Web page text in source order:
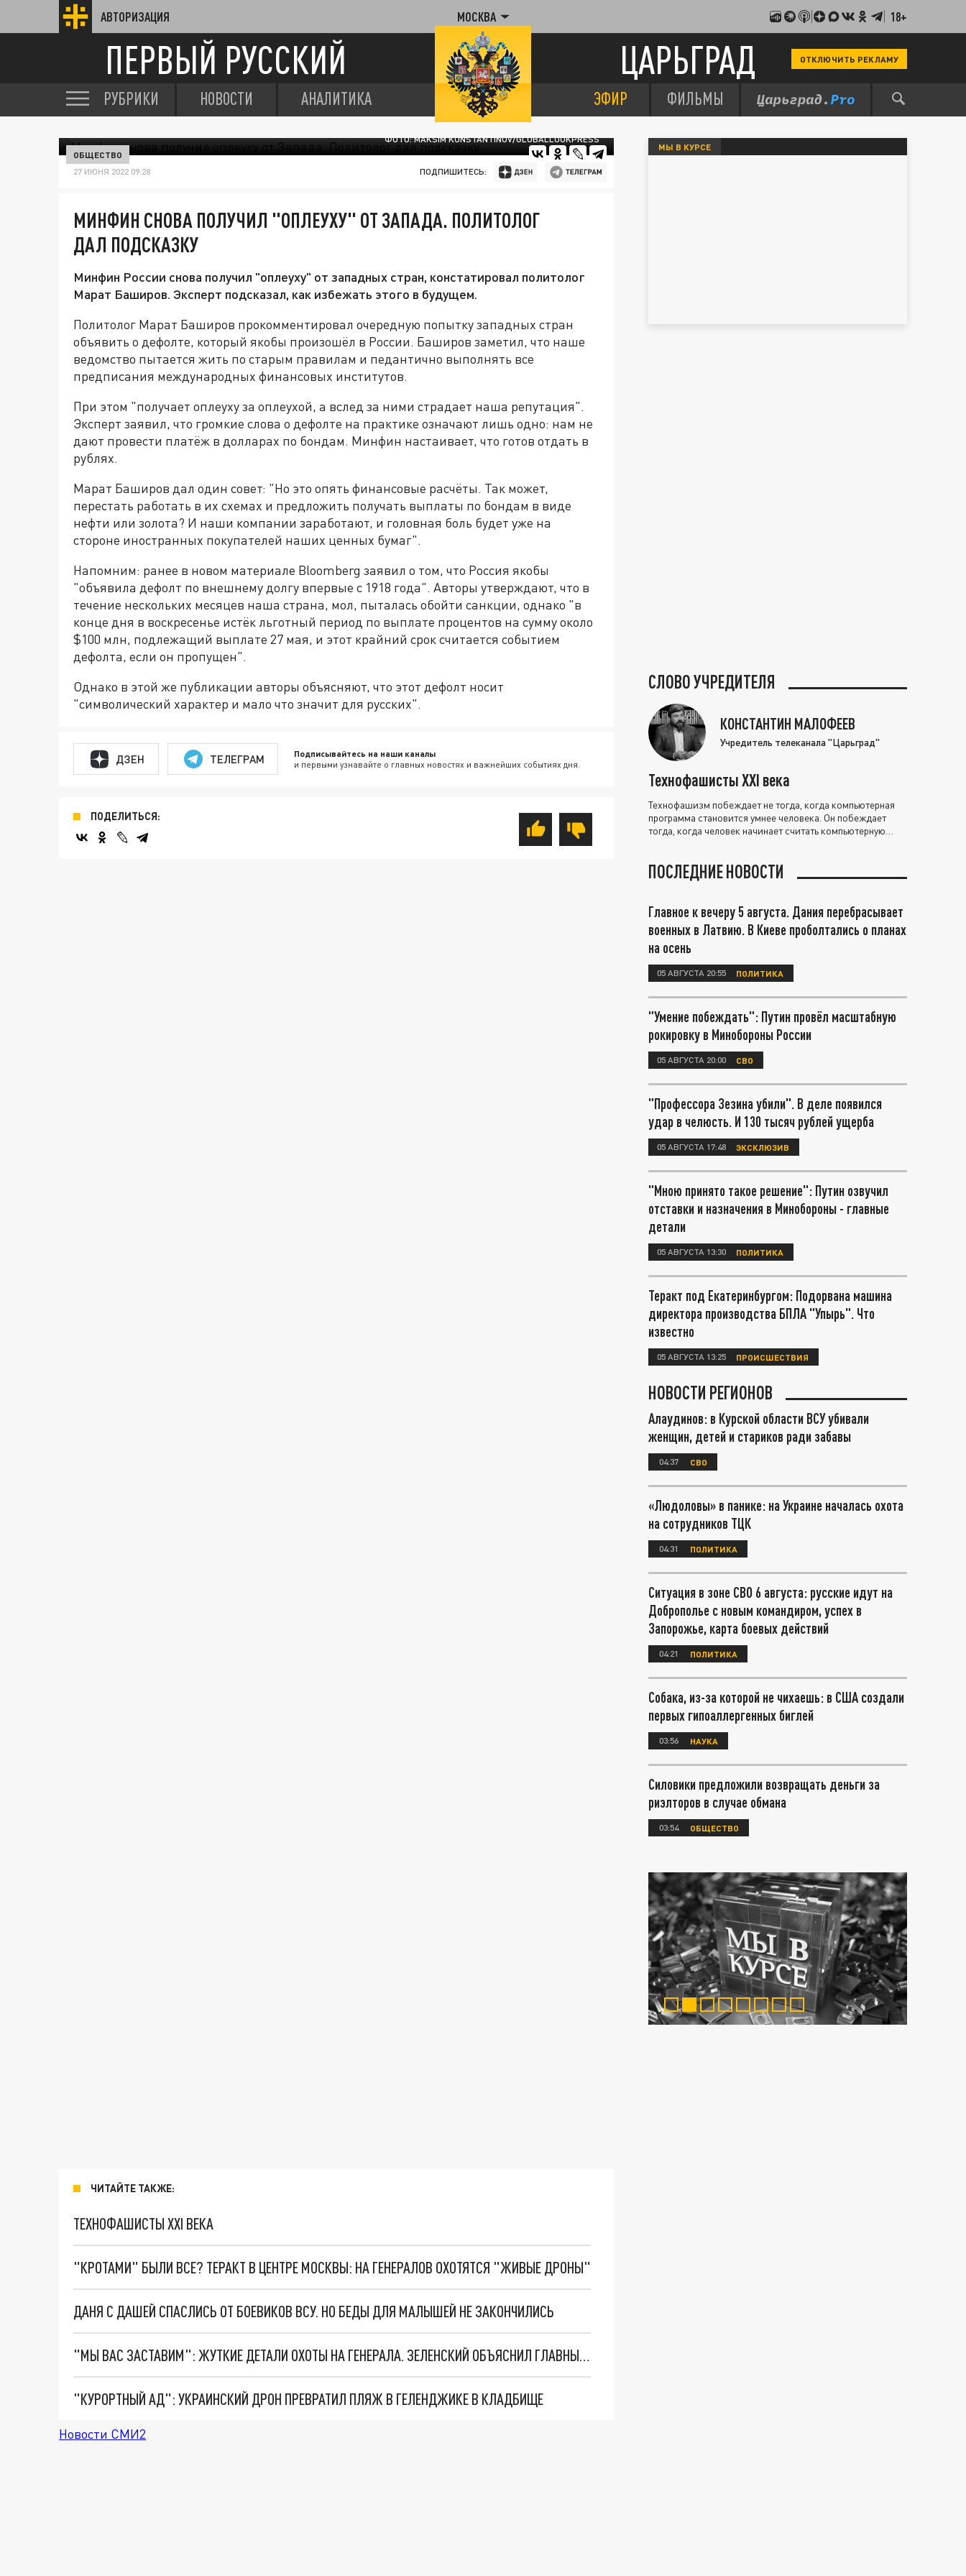
АВТОРИЗАЦИЯ МОСКВА 18+
ПЕРВЫЙ РУССКИЙ ЦАРЬГРАД ОТКЛЮЧИТЬ РЕКЛАМУ
РУБРИКИ НОВОСТИ АНАЛИТИКА ЭФИР ФИЛЬМЫ
ФОТО: MAKSIM KONSTANTINOV/GLOBALLOOKPRESS
ОБЩЕСТВО
27 ИЮНЯ 2022 09:28 ПОДПИШИТЕСЬ:
МИНФИН СНОВА ПОЛУЧИЛ "ОПЛЕУХУ" ОТ ЗАПАДА. ПОЛИТОЛОГ
ДАЛ ПОДСКАЗКУ
Минфин России снова получил "оплеуху" от западных стран, констатировал политолог
Марат Баширов. Эксперт подсказал, как избежать этого в будущем.
Политолог Марат Баширов прокомментировал очередную попытку западных стран
объявить о дефолте, который якобы произошёл в России. Баширов заметил, что наше
ведомство пытается жить по старым правилам и педантично выполнять все
предписания международных финансовых институтов.
При этом "получает оплеуху за оплеухой, а вслед за ними страдает наша репутация".
Эксперт заявил, что громкие слова о дефолте на практике означают лишь одно: нам не
дают провести платёж в долларах по бондам. Минфин настаивает, что готов отдать в
рублях.
Марат Баширов дал один совет: "Но это опять финансовые расчёты. Так может,
перестать работать в их схемах и предложить получать выплаты по бондам в виде
нефти или золота? И наши компании заработают, и головная боль будет уже на
стороне иностранных покупателей наших ценных бумаг".
Напомним: ранее в новом материале Bloomberg заявил о том, что Россия якобы
"объявила дефолт по внешнему долгу впервые с 1918 года". Авторы утверждают, что в
течение нескольких месяцев наша страна, мол, пыталась обойти санкции, однако "в
конце дня в воскресенье истёк льготный период по выплате процентов на сумму около
$100 млн, подлежащий выплате 27 мая, и этот крайний срок считается событием
дефолта, если он пропущен".
Однако в этой же публикации авторы объясняют, что этот дефолт носит
"символический характер и мало что значит для русских".
ДЗЕН ТЕЛЕГРАМ Подписывайтесь на наши каналы
и первыми узнавайте о главных новостях и важнейших событиях дня.
ПОДЕЛИТЬСЯ:
ЧИТАЙТЕ ТАКЖЕ:
ТЕХНОФАШИСТЫ XXI ВЕКА
"КРОТАМИ" БЫЛИ ВСЕ? ТЕРАКТ В ЦЕНТРЕ МОСКВЫ: НА ГЕНЕРАЛОВ ОХОТЯТСЯ "ЖИВЫЕ ДРОНЫ"
ДАНЯ С ДАШЕЙ СПАСЛИСЬ ОТ БОЕВИКОВ ВСУ. НО БЕДЫ ДЛЯ МАЛЫШЕЙ НЕ ЗАКОНЧИЛИСЬ
"МЫ ВАС ЗАСТАВИМ": ЖУТКИЕ ДЕТАЛИ ОХОТЫ НА ГЕНЕРАЛА. ЗЕЛЕНСКИЙ ОБЪЯСНИЛ ГЛАВНЫЙ СМЫСЛ ТЕРАКТА В ЦЕНТРЕ МОСКВЫ
"КУРОРТНЫЙ АД": УКРАИНСКИЙ ДРОН ПРЕВРАТИЛ ПЛЯЖ В ГЕЛЕНДЖИКЕ В КЛАДБИЩЕ
Новости СМИ2
МЫ В КУРСЕ
СЛОВО УЧРЕДИТЕЛЯ
КОНСТАНТИН МАЛОФЕЕВ
Учредитель телеканала "Царьград"
Технофашисты XXI века
Технофашизм побеждает не тогда, когда компьютерная
программа становится умнее человека. Он побеждает
тогда, когда человек начинает считать компьютерную
ПОСЛЕДНИЕ НОВОСТИ
Главное к вечеру 5 августа. Дания перебрасывает
военных в Латвию. В Киеве проболтались о планах
на осень
05 АВГУСТА 20:55 ПОЛИТИКА
"Умение побеждать": Путин провёл масштабную
рокировку в Минобороны России
05 АВГУСТА 20:00 СВО
"Профессора Зезина убили". В деле появился
удар в челюсть. И 130 тысяч рублей ущерба
05 АВГУСТА 17:48 ЭКСКЛЮЗИВ
"Мною принято такое решение": Путин озвучил
отставки и назначения в Минобороны - главные
детали
05 АВГУСТА 13:30 ПОЛИТИКА
Теракт под Екатеринбургом: Подорвана машина
директора производства БПЛА "Упырь". Что
известно
05 АВГУСТА 13:25 ПРОИСШЕСТВИЯ
НОВОСТИ РЕГИОНОВ
Алаудинов: в Курской области ВСУ убивали
женщин, детей и стариков ради забавы
04:37 СВО
«Людоловы» в панике: на Украине началась охота
на сотрудников ТЦК
04:31 ПОЛИТИКА
Ситуация в зоне СВО 6 августа: русские идут на
Доброполье с новым командиром, успех в
Запорожье, карта боевых действий
04:21 ПОЛИТИКА
Собака, из-за которой не чихаешь: в США создали
первых гипоаллергенных биглей
03:56 НАУКА
Силовики предложили возвращать деньги за
риэлторов в случае обмана
03:54 ОБЩЕСТВО